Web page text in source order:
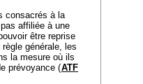
consacrés à la
affiliée à une
être reprise
générale, les
la mesure où ils
prévoyance (ATF